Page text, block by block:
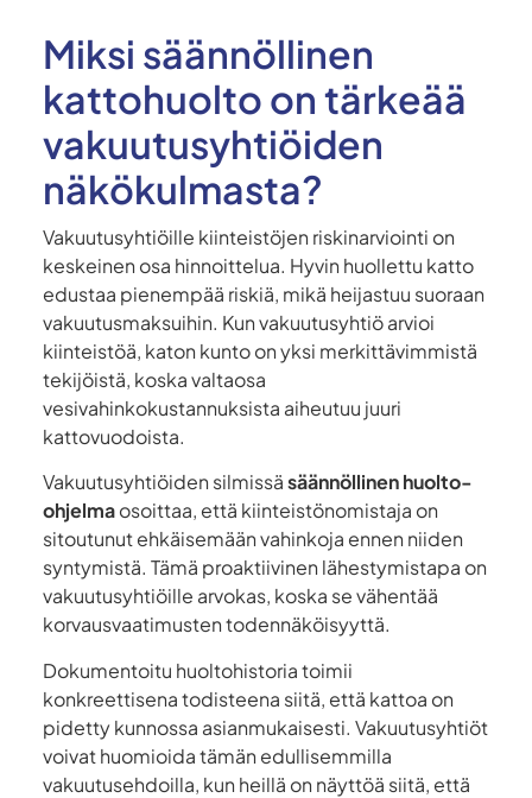
Miksi säännöllinen
kattohuolto on tärkeää
vakuutusyhtiöiden
näkökulmasta?
Vakuutusyhtiöille kiinteistöjen riskinarviointi on
keskeinen osa hinnoittelua. Hyvin huollettu katto
edustaa pienempää riskiä, mikä heijastuu suoraan
vakuutusmaksuihin. Kun vakuutusyhtiö arvioi
kiinteistöä, katon kunto on yksi merkittävimmistä
tekijöistä, koska valtaosa
vesivahinkokustannuksista aiheutuu juuri
kattovuodoista.
Vakuutusyhtiöiden silmissäsäännöllinen huolto-
ohjelmaosoittaa, että kiinteistönomistaja on
sitoutunut ehkäisemään vahinkoja ennen niiden
syntymistä. Tämä proaktiivinen lähestymistapa on
vakuutusyhtiöille arvokas, koska se vähentää
korvausvaatimusten todennäköisyyttä.
Dokumentoitu huoltohistoria toimii
konkreettisena todisteena siitä, että kattoa on
pidetty kunnossa asianmukaisesti. Vakuutusyhtiöt
voivat huomioida tämän edullisemmilla
vakuutusehdoilla, kun heillä on näyttöä siitä, että